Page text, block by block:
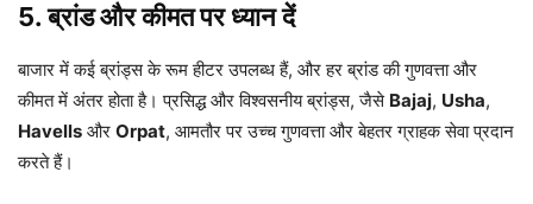
5.ब्रांड और कीमत पर ध्यान दें
बाजार में कई ब्रांड्स के रूम हीटर उपलब्ध हैं, और हर ब्रांड की गुणवत्ता और
कीमत में अंतर होता है। प्रसिद्ध और विश्वसनीय ब्रांड्स, जैसे Bajaj, Usha,
Havells और Orpat, आमतौर पर उच्च गुणवत्ता और बेहतर ग्राहक सेवा प्रदान
करते हैं।